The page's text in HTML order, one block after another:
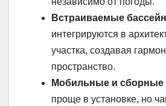
Встраиваемые
интегрируются в
участка, создавая
пространство.
Мобильные и сборные
проще в установке, но